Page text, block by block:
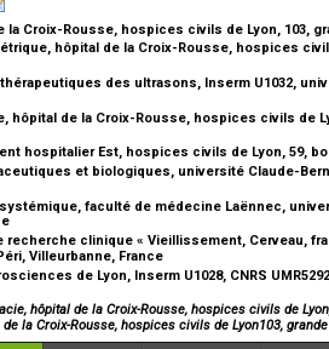
la Croix-Rousse, hospices civils de Lyon, 103,
hôpital de la Croix-Rousse, hospices
des ultrasons, Inserm U1032,
hôpital de la Croix-Rousse, hospices civils de
hospitalier Est, hospices civils de Lyon, 59,
et biologiques, université Claude-
faculté de médecine Laënnec,
recherche clinique « Vieillissement, Cerveau,
Villeurbanne, France
de Lyon, Inserm U1028, CNRS
hôpital de la Croix-Rousse, hospices civils de
la Croix-Rousse, hospices civils de Lyon103,